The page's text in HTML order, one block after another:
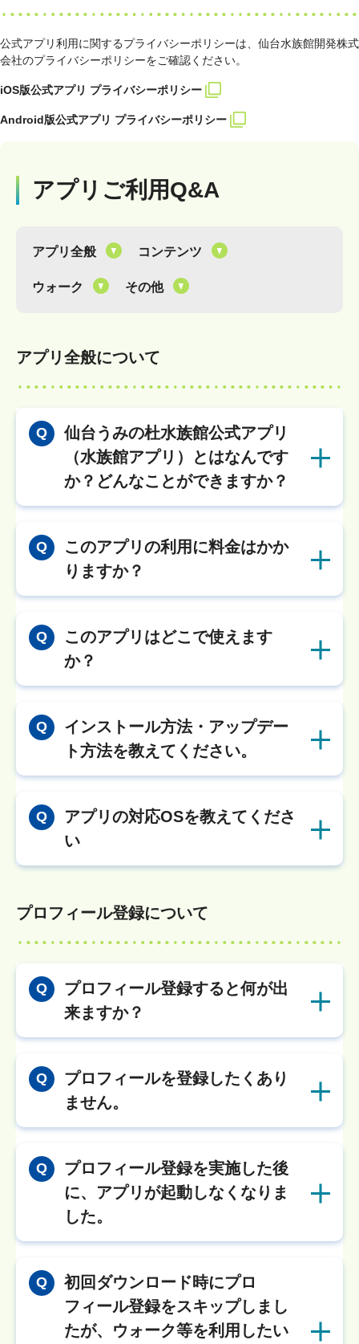
公式アプリ利用に関するプライバシーポリシーは、仙台水族館開発株式
会社のプライバシーポリシーをご確認ください。
iOS版公式アプリ プライバシーポリシー
Android版公式アプリ プライバシーポリシー
アプリご利用Q&A
アプリ全般 コンテンツ
ウォーク その他
アプリ全般について
Q
仙台うみの杜水族館公式アプリ
（水族館アプリ）とはなんです
か？どんなことができますか？
Q
このアプリの利用に料金はかか
りますか？
Q
このアプリはどこで使えます
か？
Q
インストール方法・アップデー
ト方法を教えてください。
Q
アプリの対応OSを教えてくださ
い
プロフィール登録について
Q
プロフィール登録すると何が出
来ますか？
Q
プロフィールを登録したくあり
ません。
Q
プロフィール登録を実施した後
に、アプリが起動しなくなりま
した。
Q
初回ダウンロード時にプロ
フィール登録をスキップしまし
たが、ウォーク等を利用したい